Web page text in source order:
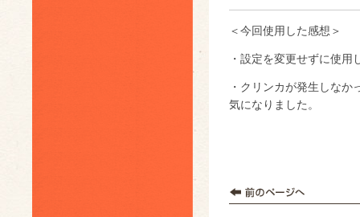
＜今回使用した感想＞
・設定を変更せずに使用
・クリンカが発生しな
気になりました。